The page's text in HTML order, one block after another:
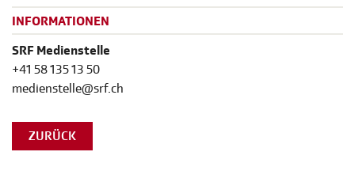
INFORMATIONEN
SRF Medienstelle
+41 58 135 13 50
medienstelle@srf.ch
ZURÜCK